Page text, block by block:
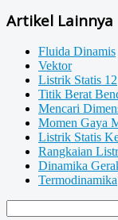
Artikel Lainnya
Fluida Dinamis
Vektor
Listrik Statis 12
Titik Berat
Mencari
Momen Gaya
Listrik Statis
Rangkaian
Dinamika
Termodinamika